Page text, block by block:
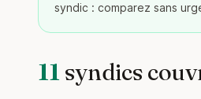
syndic : comparez sans
11 syndics